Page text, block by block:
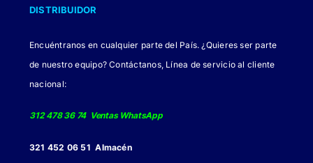
DISTRIBUIDOR
Encuéntranos en cualquier parte del País. ¿Quieres ser parte
de nuestro equipo? Contáctanos, Línea de servicio al cliente
nacional:
312 478 36 74 Ventas WhatsApp
321 452 06 51 Almacén